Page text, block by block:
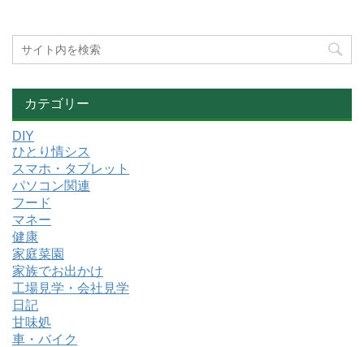
カテゴリー
DIY
ひとり情シス
スマホ・タブレット
パソコン関連
フード
マネー
健康
家庭菜園
家族でお出かけ
工場見学・会社見学
日記
甘味処
車・バイク